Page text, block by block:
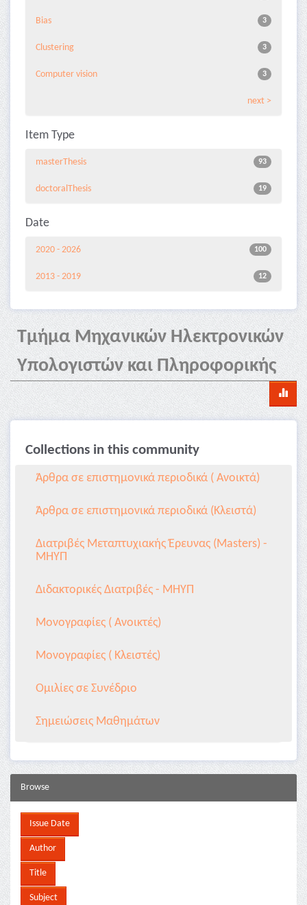
3
Bias
3
Clustering
3
Computer vision
next >
Item Type
93
masterThesis
19
doctoralThesis
Date
100
2020 - 2026
12
2013 - 2019
Τμήμα Μηχανικών Ηλεκτρονικών
Υπολογιστών και Πληροφορικής
Collections in this community
Άρθρα σε επιστημονικά περιοδικά ( Ανοικτά)
Άρθρα σε επιστημονικά περιοδικά (Κλειστά)
Διατριβές Μεταπτυχιακής Έρευνας (Masters) -
ΜΗΥΠ
Διδακτορικές Διατριβές - ΜΗΥΠ
Μονογραφίες ( Ανοικτές)
Μονογραφίες ( Κλειστές)
Ομιλίες σε Συνέδριο
Σημειώσεις Μαθημάτων
Browse